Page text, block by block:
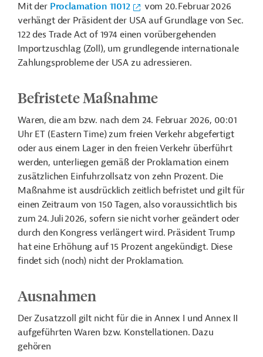
Mit der Proclamation 11012
vom 20. Februar 2026
verhängt der Präsident der USA auf Grundlage von Sec.
122 des Trade Act of 1974 einen vorübergehenden
Importzuschlag (Zoll), um grundlegende internationale
Zahlungsprobleme der USA zu adressieren.
Befristete Maßnahme
Waren, die am bzw. nach dem 24. Februar 2026, 00:01
Uhr ET (Eastern Time) zum freien Verkehr abgefertigt
oder aus einem Lager in den freien Verkehr überführt
werden, unterliegen gemäß der Proklamation einem
zusätzlichen Einfuhrzollsatz von zehn Prozent. Die
Maßnahme ist ausdrücklich zeitlich befristet und gilt für
einen Zeitraum von 150 Tagen, also voraussichtlich bis
zum 24. Juli 2026, sofern sie nicht vorher geändert oder
durch den Kongress verlängert wird. Präsident Trump
hat eine Erhöhung auf 15 Prozent angekündigt. Diese
findet sich (noch) nicht der Proklamation.
Ausnahmen
Der Zusatzzoll gilt nicht für die in Annex I und Annex II
aufgeführten Waren bzw. Konstellationen. Dazu
gehören